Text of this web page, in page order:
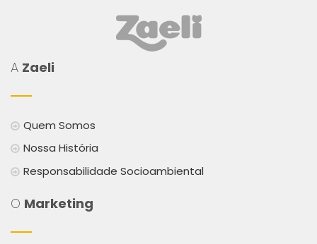
A Zaeli
Quem Somos
Nossa História
Responsabilidade Socioambiental
O Marketing